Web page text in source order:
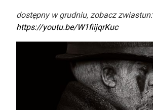
dostępny w grudniu, zobacz zwiastun:
https://youtu.be/W1fiijqrKuc